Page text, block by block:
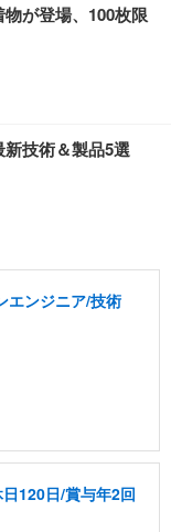
物が登場、100枚限
技術＆製品5選
エンジニア/技術
120日/賞与年2回